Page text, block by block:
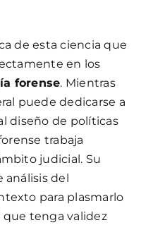
de esta ciencia que
en los
forense. Mientras
puede dedicarse a
diseño de políticas
trabaja
judicial. Su
del
para plasmarlo
tenga validez